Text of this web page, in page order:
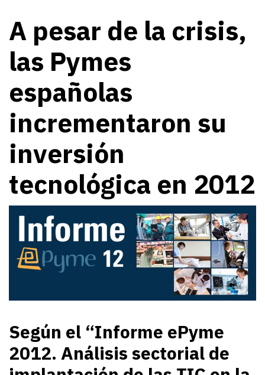
A pesar de la crisis,
las Pymes
españolas
incrementaron su
inversión
tecnológica en 2012
Según el “Informe ePyme
2012. Análisis sectorial de